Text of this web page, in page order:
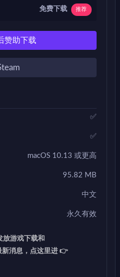
免费下载 推荐
赞助下载
✅
✅
macOS 10.13 或更高
95.82 MB
中文
永久有效
放游戏下载和
新消息，点这里进 👉